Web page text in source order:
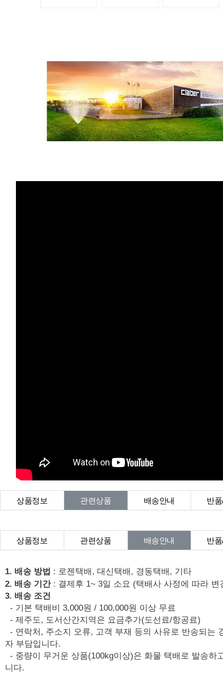
상품정보 관련상품 배송안내 반
상품정보 관련상품 배송안내 반
1. 배송 방법 : 로젠택배, 대신택배, 경동택배, 기타
2. 배송 기간 : 결제후 1~ 3일 소요 (택배사 사정에 따라 변
3. 배송 조건
- 기본 택배비 3,000원 / 100,000원 이상 무료
- 제주도, 도서산간지역은 요금추가(도선료/항공료)
- 연락처, 주소지 오류, 고객 부재 등의 사유로 반송되는
자 부담입니다.
- 중량이 무거운 상품(100kg이상)은 화물 택배로 발송하
니다.